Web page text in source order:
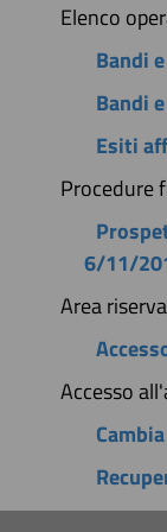
Elenco
Bandi
Bandi
Esiti
Procedure
6/11/
Area
Accesso